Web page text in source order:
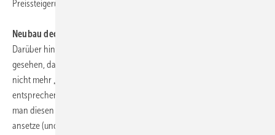
Preissteigerungen - in Grenzen zu halten.
Neubau deckt gerade einmal den Rückbau
Darüber hinaus wird nach Auskunft von LBS Research immer mehr
gesehen, dass die Umwidmung bestehender Gebäude und der Abriss
nicht mehr „marktgerechter“ Wohneinheiten zunehmen und durch
entsprechenden Neubau kompensiert werden muss. Selbst wenn
man diesen Ersatzbedarf nur mit 0,4 bis 0,5% des Gesamtbestandes
ansetze (und damit im Schnitt eine Lebensdauer von weit über 100